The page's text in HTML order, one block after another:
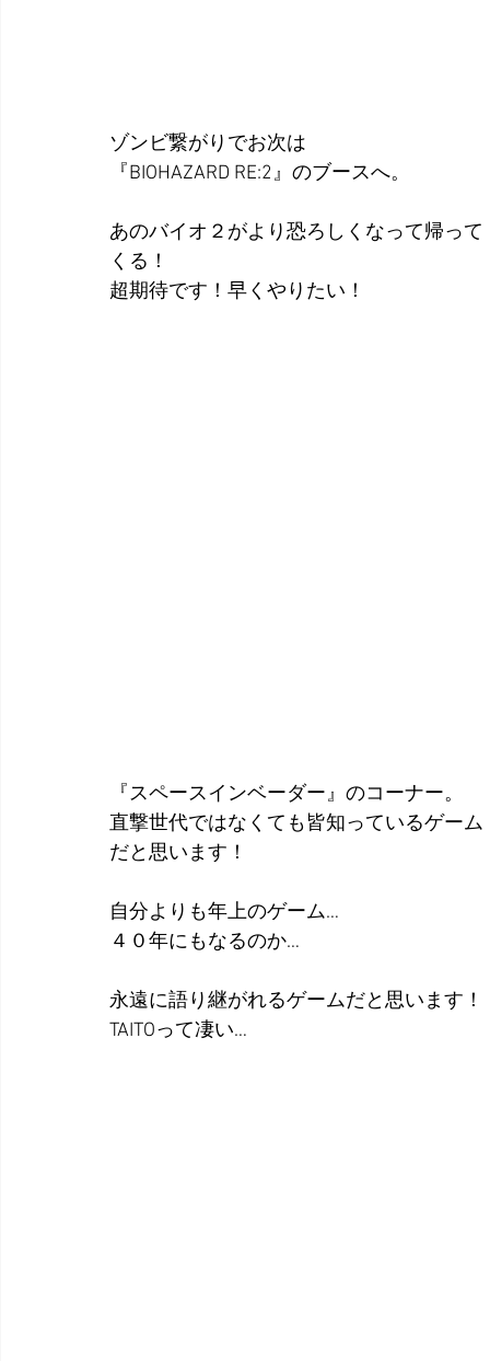
ゾンビ繋がりでお次は
『BIOHAZARD RE:2』のブースへ。
あのバイオ２がより恐ろしくなって帰って
くる！
超期待です！早くやりたい！
『スペースインベーダー』のコーナー。
直撃世代ではなくても皆知っているゲーム
だと思います！
自分よりも年上のゲーム…
４０年にもなるのか…
永遠に語り継がれるゲームだと思います！
TAITOって凄い…